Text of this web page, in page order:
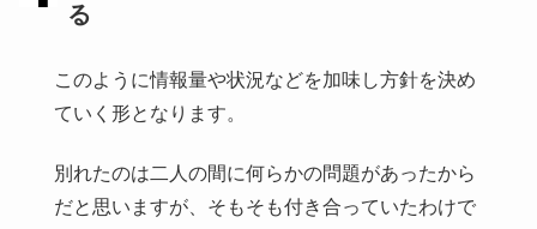
る
このように情報量や状況などを加味し方針を決め
ていく形となります。
別れたのは二人の間に何らかの問題があったから
だと思いますが、そもそも付き合っていたわけで